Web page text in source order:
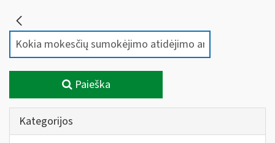
Paieška
Kategorijos